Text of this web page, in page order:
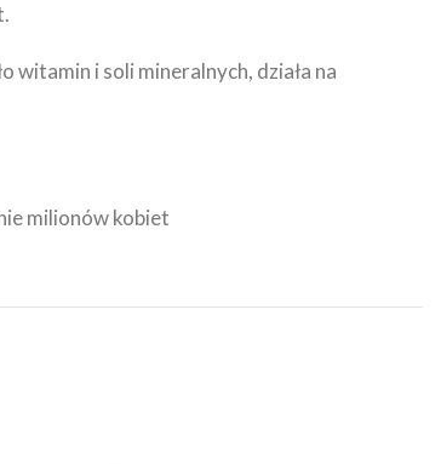
i soli mineralnych, działa na
milionów kobiet